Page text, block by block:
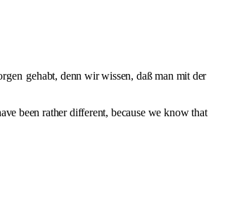
gehabt, denn wir wissen, daß man mit der
been rather different, because we know that